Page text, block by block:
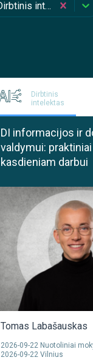
Dirbtinis intelektas
Dirbtinis
intelektas
DI informacijos ir
valdymui:
kasdieniam darbui
Tomas Labašauskas
2026-09-22 Nuotoliniai
2026-09-22 Vilnius